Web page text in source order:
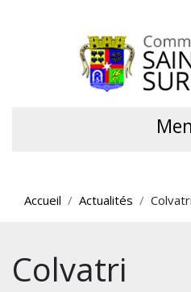
Accueil Actualités Colvatri
Colvatri